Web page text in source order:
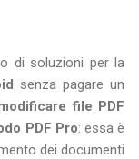
di soluzioni per la
senza pagare un
file PDF
PDF Pro: essa è
dei documenti